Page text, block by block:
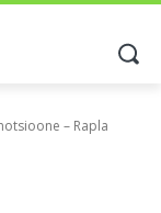
– Rapla